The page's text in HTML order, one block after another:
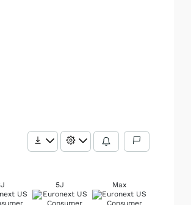
5J Max